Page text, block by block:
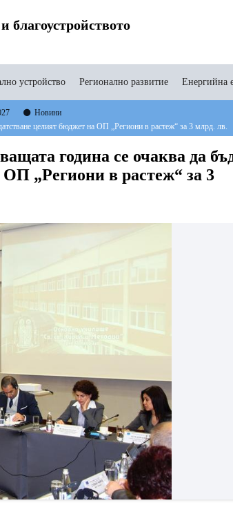
благоустройството
устройство Регионално развитие Енергийна
Новини
целият бюджет на ОП „Региони в растеж“ за 3 млрд. лв.
година се очаква да
ОП „Региони в растеж“ за 3